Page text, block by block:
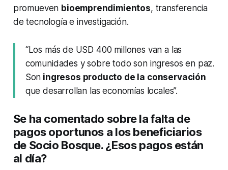
promueven bioemprendimientos, transferencia
de tecnología e investigación.
“Los más de USD 400 millones van a las
comunidades y sobre todo son ingresos en paz.
Son ingresos producto de la conservación
que desarrollan las economías locales”.
Se ha comentado sobre la falta de
pagos oportunos a los beneficiarios
de Socio Bosque. ¿Esos pagos están
al día?